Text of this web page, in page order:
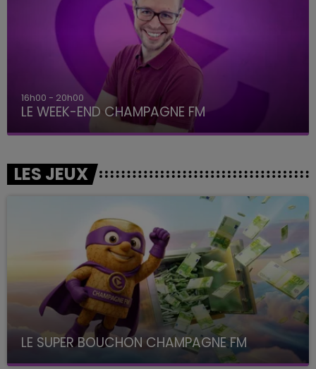
16h00 - 20h00
LE WEEK-END CHAMPAGNE FM
LES JEUX
LE SUPER BOUCHON CHAMPAGNE FM
avec La Famille Champagne FM, à 8H10